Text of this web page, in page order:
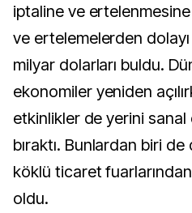
iptaline ve
ve ertelemelerden
milyar dolarları buldu.
ekonomiler yeniden
etkinlikler de yerini
bıraktı. Bunlardan biri
köklü ticaret fuarlarından
oldu.